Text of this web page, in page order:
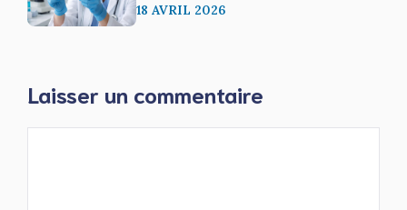
18 AVRIL 2026
Laisser un commentaire